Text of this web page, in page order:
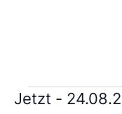
Jetzt -